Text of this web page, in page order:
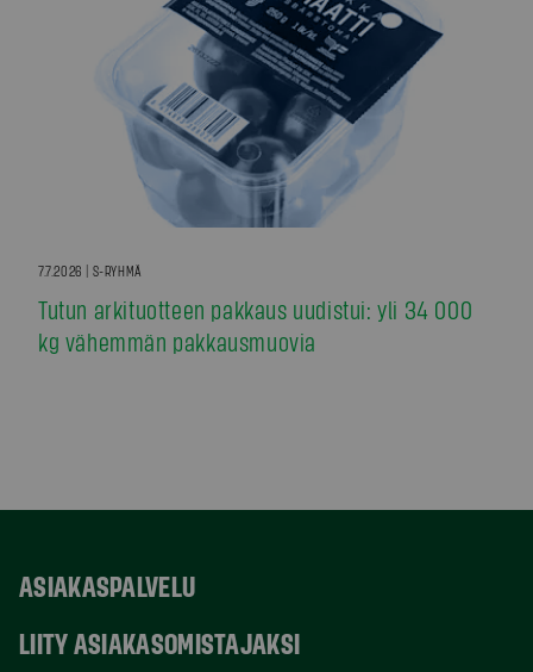
7.7.2026 | S-RYHMÄ
Tutun arkituotteen pakkaus uudistui: yli 34 000
kg vähemmän pakkausmuovia
ASIAKASPALVELU
LIITY ASIAKASOMISTAJAKSI